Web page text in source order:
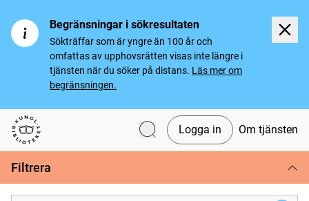
Begränsningar i sökresultaten
Sökträffar som är yngre än 100 år och
omfattas av upphovsrätten visas inte längre i
tjänsten när du söker på distans. Läs mer om
begränsningen.
Svenska tidningar
Logga in Om tjänsten
Filtrera